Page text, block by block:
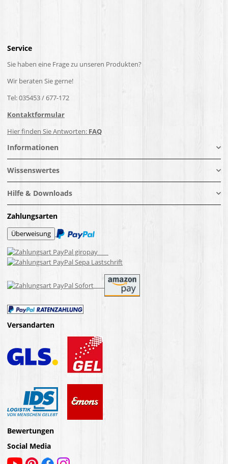
Service
Sie haben eine Frage zu unseren Produkten?
Wir beraten Sie gerne!
Tel: 035453 / 677-172
Kontaktformular
Hier finden Sie Antworten: FAQ
Informationen
Wissenswertes
Hilfe & Downloads
Zahlungsarten
Versandarten
Bewertungen
Social Media